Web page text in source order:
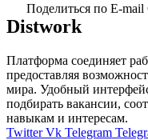
Поделиться по E-mail
Distwork
Платформа соединяет
предоставляя
мира. Удобный
подбирать вакансии,
навыкам и интересам.
Twitter Vk Telegram